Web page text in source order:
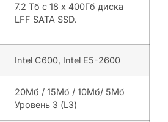
7.2 Тб с 18 х 400Гб диска
LFF SATA SSD.
Intel C600, Intel E5-2600
20Мб / 15Мб / 10Мб/ 5Мб
Уровень 3 (L3)